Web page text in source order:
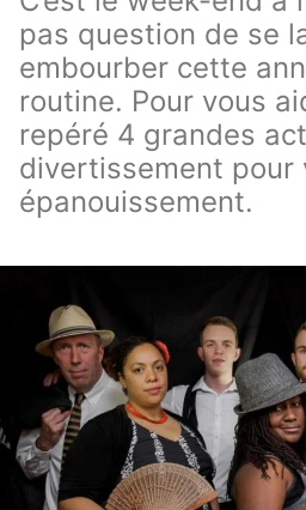
pas question de se
embourber cette
routine. Pour vous
repéré 4 grandes
divertissement pour
épanouissement.